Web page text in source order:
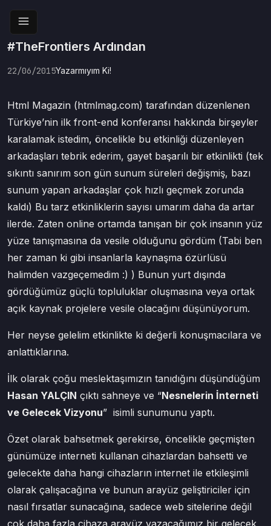
#TheFrontiers Ardından
22/06/2015Yazarmıyım Ki!
Html Magazin (htmlmag.com) tarafından düzenlenen
Türkiye’nin ilk front-end konferansı hakkında birşeyler
karalamak istedim, öncelikle bu etkinliği düzenleyen
arkadaşları tebrik ederim, gayet başarılı bir etkinlikti (tek
sıkıntı sanırım son gün sunum süreleri değişmiş, bazı
sunum yapan arkadaşlar çok hızlı geçmek zorunda
kaldı) Bu tarz etkinliklerin sayısı umarım daha da artar
ilerde. Zaten online ortamda tanışan bir çok insanın yüz
yüze tanışmasına da vesile olduğunu gördüm (Tabi ben
her zaman ki gibi insanlarla kaynaşma özürlüsü
halimden vazgeçemedim :) ) Bunun yurt dışında
gördüğümüz güçlü topluluklar oluşmasına veya ortak
açık kaynak projelere vesile olacağını düşünüyorum.
Her neyse gelelim etkinlikte ki değerli konuşmacılara ve
anlattıklarına.
İlk olarak çoğu meslektaşımızın tanıdığını düşündüğüm
Hasan YALÇIN çıktı sahneye ve “Nesnelerin İnterneti
ve Gelecek Vizyonu” isimli sunumunu yaptı.
Özet olarak bahsetmek gerekirse, öncelikle geçmişten
günümüze interneti kullanan cihazlardan bahsetti ve
gelecekte daha hangi cihazların internet ile etkileşimli
olarak çalışacağına ve bunun arayüz geliştiriciler için
nasıl fırsatlar sunacağına, sadece web sitelerine değil
çok daha fazla cihaza arayüz yazacağımız bir gelecek